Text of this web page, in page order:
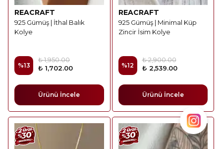
REACRAFT
925 Gümüş | İthal Balık
Kolye
%13
₺ 1,950.00
₺ 1,702.00
Ürünü İncele
REACRAFT
925 Gümüş | Minimal Küp
Zincir İsim Kolye
%12
₺ 2,900.00
₺ 2,539.00
Ürünü İncele